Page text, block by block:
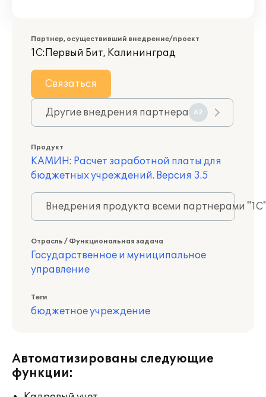
Партнер, осуществивший внедрение/проект
1С:Первый Бит, Калининград
Связаться
Другие внедрения партнера 62
Продукт
КАМИН: Расчет заработной платы для
бюджетных учреждений. Версия 3.5
Внедрения продукта всеми партнерами
Отрасль / Функциональная задача
Государственное и муниципальное
управление
Теги
бюджетное учреждение
Автоматизированы следующие
функции: